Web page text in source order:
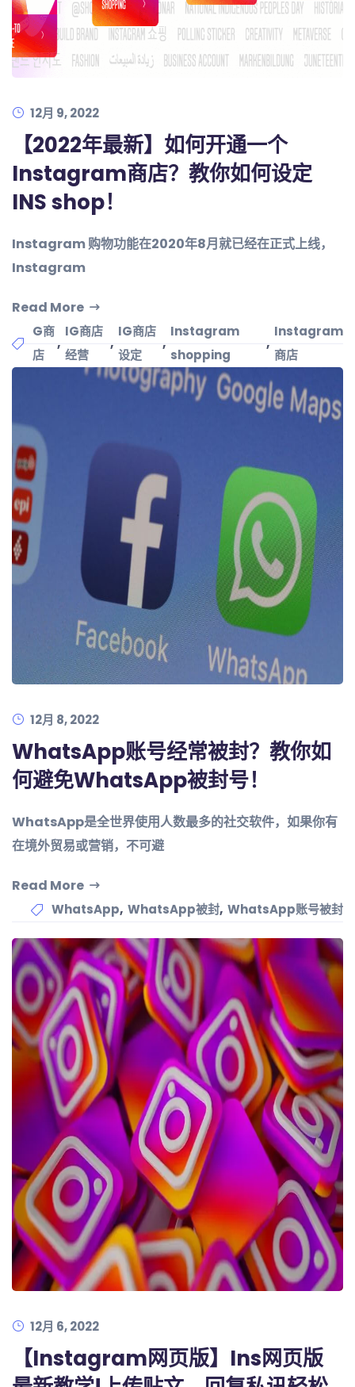
12月 9, 2022
【2022年最新】如何开通一个
Instagram商店？教你如何设定
INS shop！
Instagram 购物功能在2020年8月就已经在正式上线，
Instagram
Read More
G商
店
,
IG商店
经营
,
IG商店
设定
,
Instagram
shopping
,
Instagram
商店
12月 8, 2022
WhatsApp账号经常被封？教你如
何避免WhatsApp被封号！
WhatsApp是全世界使用人数最多的社交软件，如果你有
在境外贸易或营销，不可避
Read More
WhatsApp, WhatsApp被封, WhatsApp账号被封
12月 6, 2022
【Instagram网页版】Ins网页版